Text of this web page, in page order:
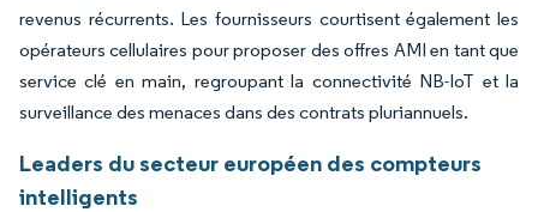
revenus récurrents. Les fournisseurs courtisent également les
opérateurs cellulaires pour proposer des offres AMI en tant que
service clé en main, regroupant la connectivité NB-IoT et la
surveillance des menaces dans des contrats pluriannuels.
Leaders du secteur européen des compteurs
intelligents